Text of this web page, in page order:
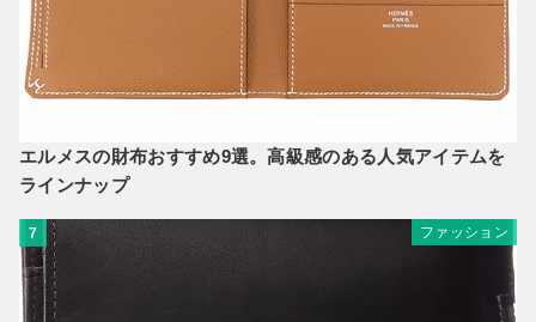
エルメスの財布おすすめ9選。高級感のある人気アイテムを
ラインナップ
7 ファッション